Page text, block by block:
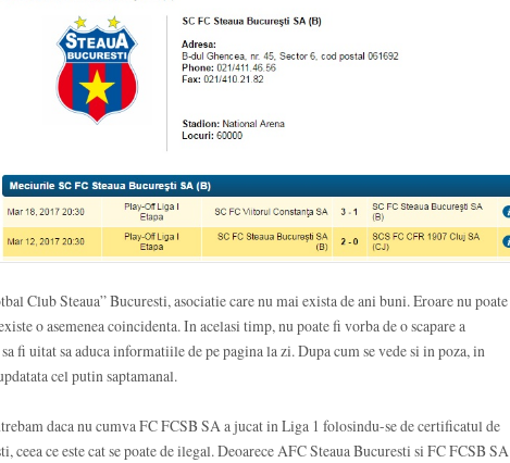
Club Steaua” Bucuresti, asociatie care nu mai exista de ani buni. Eroare nu poate
o asemenea coincidenta. In acelasi timp, nu poate fi vorba de o scapare a
fi uitat sa aduca informatiile de pe pagina la zi. Dupa cum se vede si in poza, in
cel putin saptamanal.
daca nu cumva FC FCSB SA a jucat in Liga 1 folosindu-se de certificatul de
ceea ce este cat se poate de ilegal. Deoarece AFC Steaua Bucuresti si FC FCSB SA